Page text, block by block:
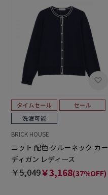
BRICK HOUSE
ニット 配色 クルーネック カー
ディガン レディース
￥5,049￥3,168(37%OFF)